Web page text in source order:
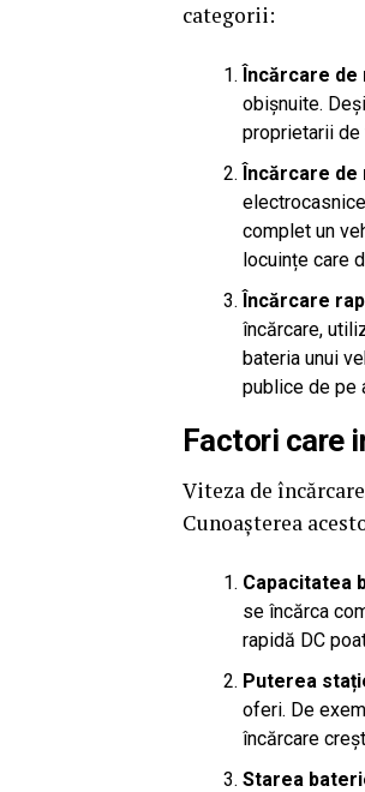
categorii:
Încărcare de
obișnuite.
proprietarii de
Încărcare de
complet un
locuințe care
Încărcare
încărcare,
bateria unui
publice de pe
Factori care
Viteza de
Cunoașterea
Capacitatea
se încărca
rapidă DC
Puterea
oferi. De
încărcare
Starea